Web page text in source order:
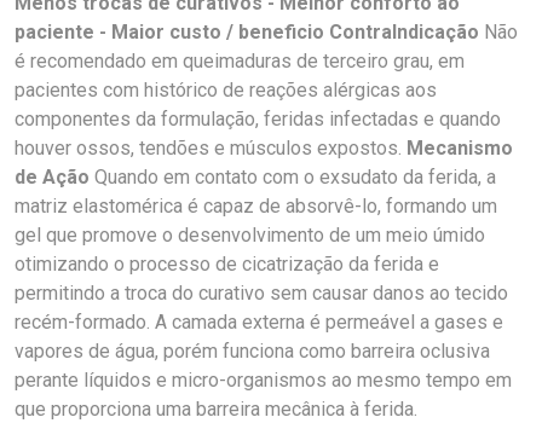
paciente - Maior custo / beneficio ContraIndicação Não
é recomendado em queimaduras de terceiro grau, em
pacientes com histórico de reações alérgicas aos
componentes da formulação, feridas infectadas e quando
houver ossos, tendões e músculos expostos. Mecanismo
de Ação Quando em contato com o exsudato da ferida, a
matriz elastomérica é capaz de absorvê-lo, formando um
gel que promove o desenvolvimento de um meio úmido
otimizando o processo de cicatrização da ferida e
permitindo a troca do curativo sem causar danos ao tecido
recém-formado. A camada externa é permeável a gases e
vapores de água, porém funciona como barreira oclusiva
perante líquidos e micro-organismos ao mesmo tempo em
que proporciona uma barreira mecânica à ferida.